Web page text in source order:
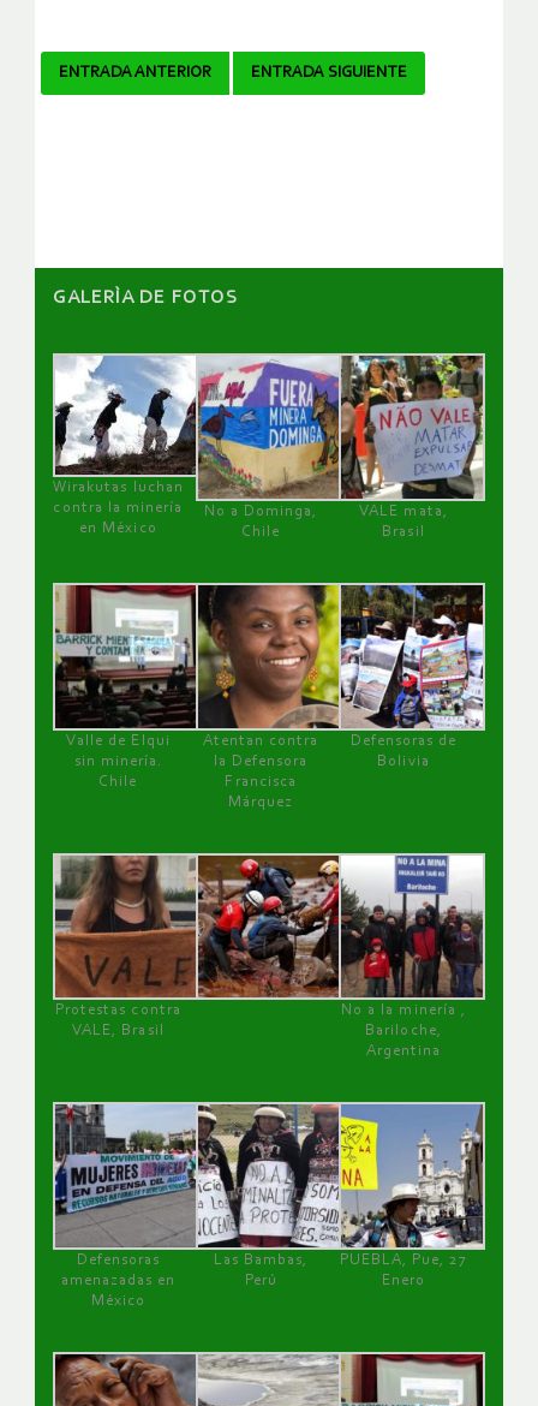
Navegador
ENTRADA ANTERIOR ENTRADA SIGUIENTE
GALERÌA DE FOTOS
Wirakutas luchan
contra la minería
en México
No a Dominga,
Chile
VALE mata,
Brasil
Valle de Elqui
sin minería.
Chile
Atentan contra
la Defensora
Francisca
Márquez
Defensoras de
Bolivia
Protestas contra
VALE, Brasil
No a la minería ,
Bariloche,
Argentina
Defensoras
amenazadas en
México
Las Bambas,
Perú
PUEBLA, Pue, 27
Enero